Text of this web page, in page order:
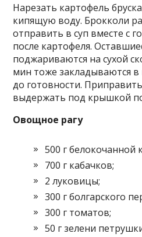
Нарезать картофель
кипящую воду. Брокколи
отправить в суп вместе с
после картофеля.
поджариваются на сухой
мин тоже закладываются в
до готовности.
выдержать под крышкой
Овощное рагу
500 г белокочанной
700 г кабачков;
2 луковицы;
300 г болгарского
300 г томатов;
50 г зелени